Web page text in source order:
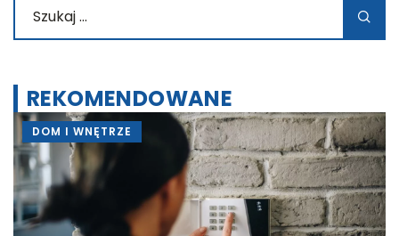
REKOMENDOWANE
DOM I WNĘTRZE